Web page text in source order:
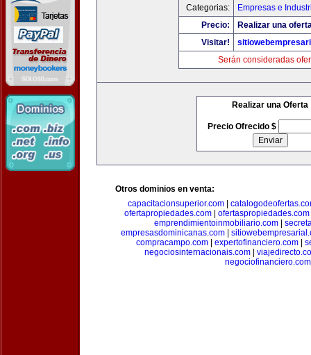
Categorias:
Empresas e
Precio:
Realizar una
Visitar!
Serán consideradas
Realizar una Oferta
Precio Ofrecido $
Otros dominios en venta:
capacitacionsuperior.com
ofertapropiedades.com
ofertaspropiedades.com
emprendimientoinmobiliario.com|
empresasdominicanas.com|
compracampo.com| expertofinanciero.com|
negociosinternacionais.com
negociofinanciero.com